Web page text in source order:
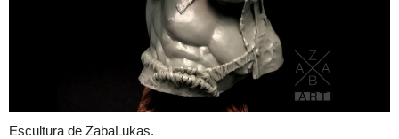
Escultura de ZabaLukas.